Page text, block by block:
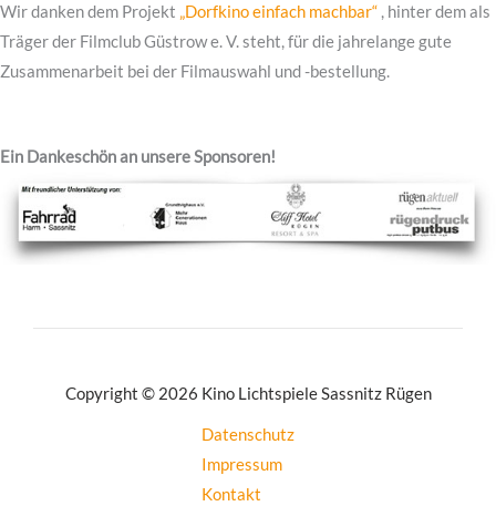
Wir danken dem Projekt „Dorfkino einfach machbar“ , hinter dem als
Träger der Filmclub Güstrow e. V. steht, für die jahrelange gute
Zusammenarbeit bei der Filmauswahl und -bestellung.
Ein Dankeschön an unsere Sponsoren!
Copyright © 2026 Kino Lichtspiele Sassnitz Rügen
Datenschutz
Impressum
Kontakt